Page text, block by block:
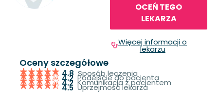
OCEŃ TEGO
LEKARZA
Więcej informacji o
lekarzu
Oceny szczegółowe
4.8 Sposób leczenia
4.2 Podejście do pacjenta
4.2 Komunikacja z pacjentem
4.5 Uprzejmość lekarza